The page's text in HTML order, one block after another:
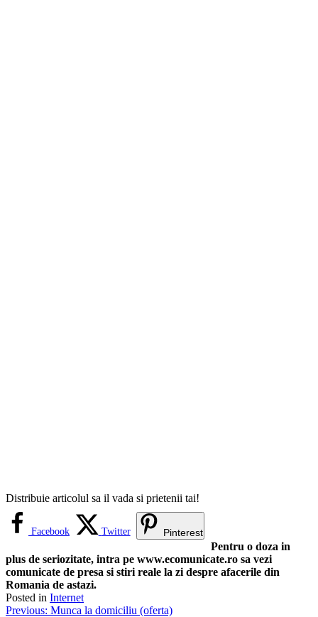
Distribuie articolul sa il vada si prietenii tai!
Facebook Twitter Pinterest
Pentru o doza in
plus de seriozitate, intra pe www.ecomunicate.ro sa vezi
comunicate de presa si stiri reale la zi despre afacerile din
Romania de astazi.
Posted in Internet
Navigare
Previous: Munca la domiciliu (oferta)